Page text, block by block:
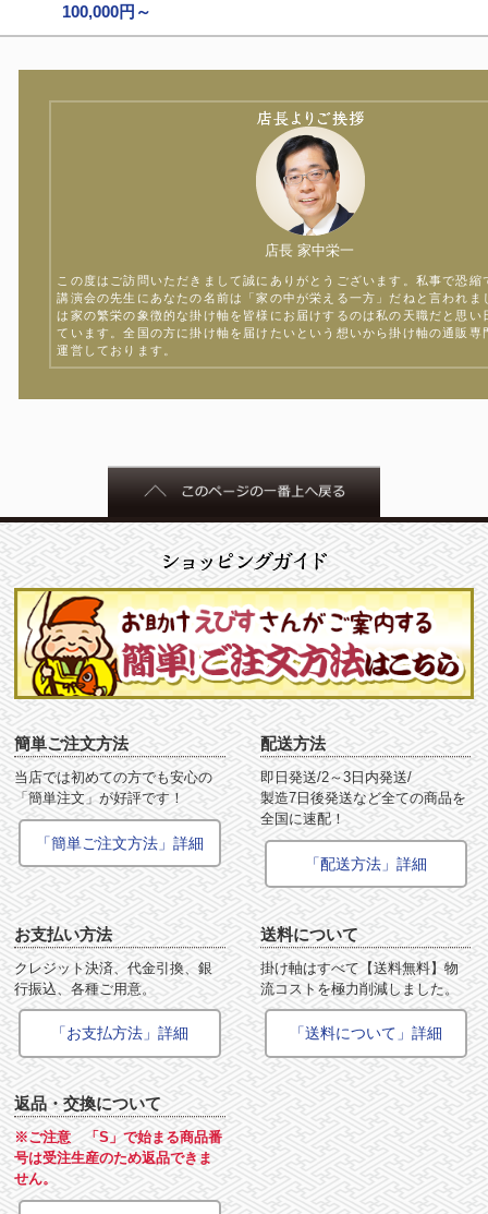
100,000円～
店長 家中栄一
この度はご訪問いただきまして誠にありがとうございます。私事で恐縮
講演会の先生にあなたの名前は「家の中が栄える一方」だねと言われま
は家の繁栄の象徴的な掛け軸を皆様にお届けするのは私の天職だと思い
ています。全国の方に掛け軸を届けたいという想いから掛け軸の通販専
運営しております。
簡単ご注文方法
当店では初めての方でも安心の
「簡単注文」が好評です！
「簡単ご注文方法」詳細
配送方法
即日発送/2～3日内発送/
製造7日後発送など全ての商品を
全国に速配！
「配送方法」詳細
お支払い方法
クレジット決済、代金引換、銀
行振込、各種ご用意。
「お支払方法」詳細
送料について
掛け軸はすべて【送料無料】物
流コストを極力削減しました。
「送料について」詳細
返品・交換について
※ご注意 「S」で始まる商品番
号は受注生産のため返品できま
せん。